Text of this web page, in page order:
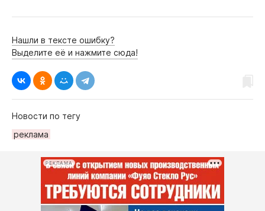
Нашли в тексте ошибку?
Выделите её и нажмите сюда!
Новости по тегу
рeклама
РЕКЛАМА